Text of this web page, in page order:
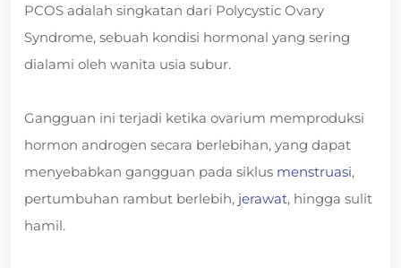
PCOS adalah singkatan dari Polycystic Ovary
Syndrome, sebuah kondisi hormonal yang sering
dialami oleh wanita usia subur.
Gangguan ini terjadi ketika ovarium memproduksi
hormon androgen secara berlebihan, yang dapat
menyebabkan gangguan pada siklus menstruasi,
pertumbuhan rambut berlebih, jerawat, hingga sulit
hamil.